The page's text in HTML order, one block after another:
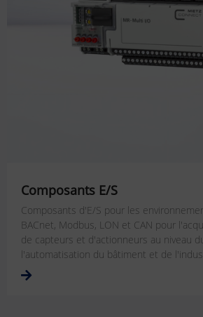
Composants E/S
Composants d'E/S pour les
BACnet, Modbus, LON et CAN pour
de capteurs et d'actionneurs au niveau
l'automatisation du bâtiment et de